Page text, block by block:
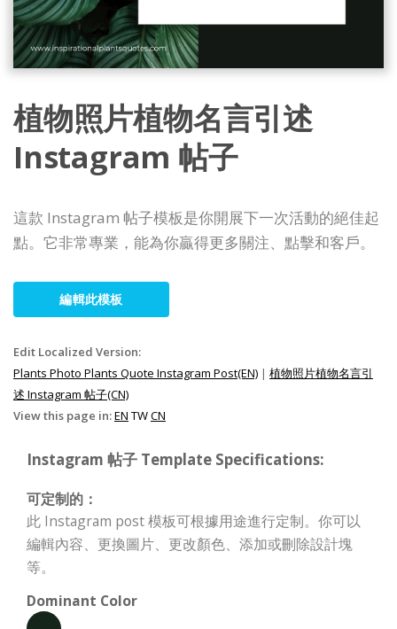
植物照片植物名言引述
Instagram 帖子
這款 Instagram 帖子模板是你開展下一次活動的絕佳起
點。它非常專業，能為你贏得更多關注、點擊和客戶。
編輯此模板
Edit Localized Version:
Plants Photo Plants Quote Instagram Post(EN) | 植物照片植物名言引
述 Instagram 帖子(CN)
View this page in:EN TWCN
Instagram 帖子 Template Specifications:
可定制的：
此 Instagram post 模板可根據用途進行定制。你可以
編輯內容、更換圖片、更改顏色、添加或刪除設計塊
等。
Dominant Color